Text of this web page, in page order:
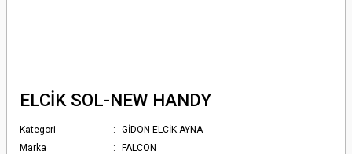
ELCİK SOL-NEW HANDY
Kategori
GİDON-ELCİK-AYNA
Marka
FALCON